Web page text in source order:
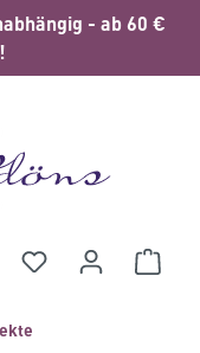
- ab 60 €